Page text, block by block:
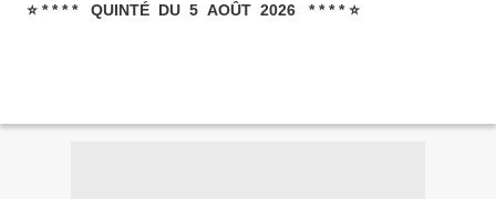
⭐ * * * * QUINTÉ DU 5 AOÛT 2026 * * * * ⭐